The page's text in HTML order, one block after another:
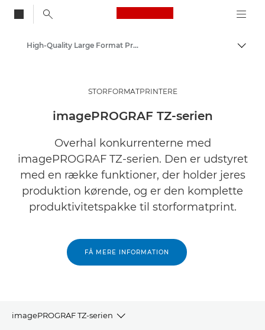
Canon Logo, back
Skift
Løsninger og services
Erhvervsprodukter
High-Quality Large Format Printers for CAD/GIS and Stunning Graphics
STORFORMATPRINTERE
imagePROGRAF TZ-serien
Overhal konkurrenterne med
imagePROGRAF TZ-serien. Den er udstyret
med en række funktioner, der holder jeres
produktion kørende, og er den komplette
produktivitetspakke til storformatprint.
FÅ MERE INFORMATION
imagePROGRAF TZ-serien